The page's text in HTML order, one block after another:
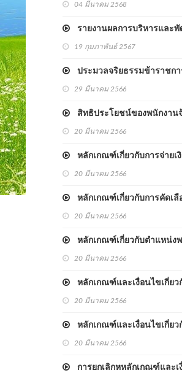
04 มีนาคม 2568
รายงานผลการบริหารและ
19 กุมภาพันธ์ 2567
ประมวลจริยธรรมข้าราชกา
29 มีนาคม 2566
สิทธิประโยชน์ของพนักงาน
20 มีนาคม 2566
หลักเกณฑ์เกี่ยวกับการจ่าย
20 มีนาคม 2566
หลักเกณฑ์เกี่ยวกับการคัดเลื
20 มีนาคม 2566
หลักเกณฑ์เกี่ยวกับตำแหน่งพ
20 มีนาคม 2566
หลักเกณฑ์และเงื่อนไขเกี่ยว
20 มีนาคม 2566
หลักเกณฑ์และเงื่อนไขเกี่ยว
20 มีนาคม 2566
การยกเลิกหหลักเกณฑ์และเ